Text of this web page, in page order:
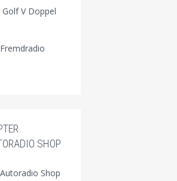
V Doppel
SHOP
Shop